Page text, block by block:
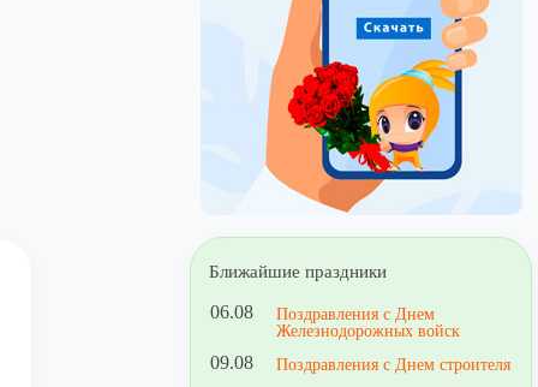
Ближайшие праздники
06.08
Поздравления с Днем
Железнодорожных войск
09.08
Поздравления с Днем строителя